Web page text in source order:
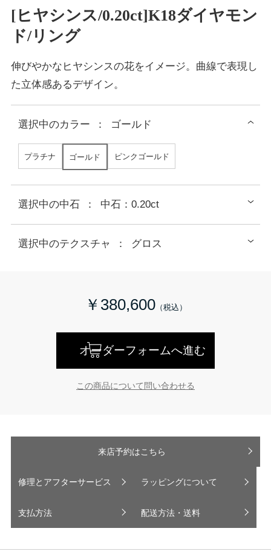
[ヒヤシンス/0.20ct]K18ダイヤモン
ド/リング
伸びやかなヒヤシンスの花をイメージ。曲線で表現し
た立体感あるデザイン。
選択中のカラー ： ゴールド
プラチナ ゴールド ピンクゴールド
選択中の中石 ： 中石：0.20ct
選択中のテクスチャ ： グロス
￥380,600
オーダーフォームへ進む
この商品について問い合わせる
来店予約はこちら
修理とアフターサービス ラッピングについて
支払方法 配送方法・送料